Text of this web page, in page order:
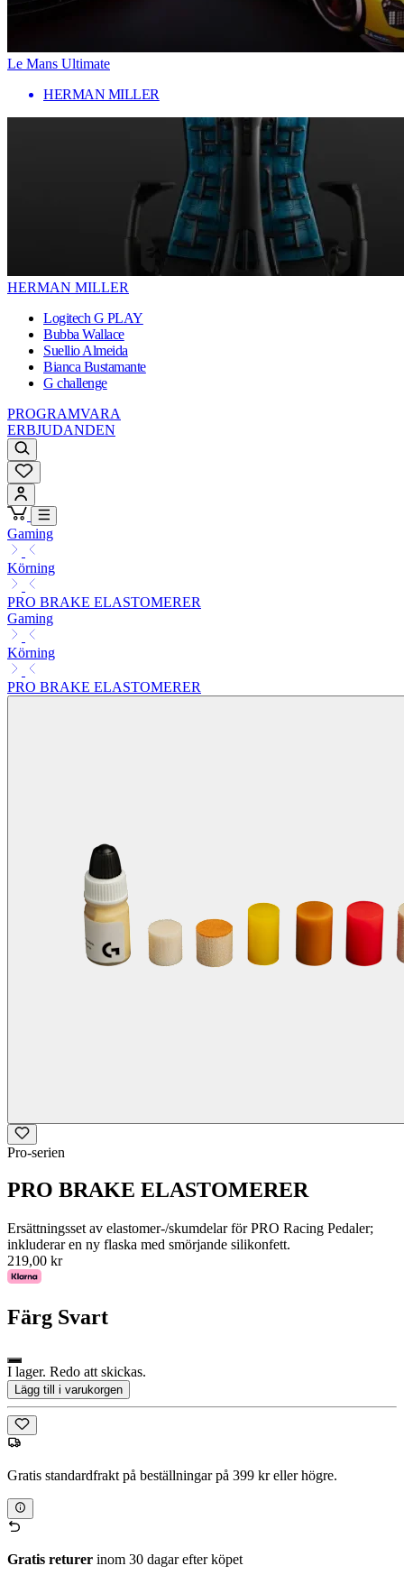
Le Mans Ultimate
HERMAN MILLER
HERMAN MILLER
Logitech G PLAY
Bubba Wallace
Suellio Almeida
Bianca Bustamante
G challenge
PROGRAMVARA
ERBJUDANDEN
Gaming
Körning
PRO BRAKE ELASTOMERER
Gaming
Körning
PRO BRAKE ELASTOMERER
Pro-serien
PRO BRAKE ELASTOMERER
Ersättningsset av elastomer-/skumdelar för PRO Racing Pedaler;
inkluderar en ny flaska med smörjande silikonfett.
219,00 kr
Färg Svart
I lager. Redo att skickas.
Lägg till i varukorgen
Gratis standardfrakt på beställningar på 399 kr eller högre.
Gratis returer inom 30 dagar efter köpet